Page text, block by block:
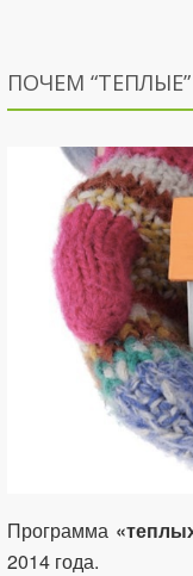
ПОЧЕМ
Программа
2014 года.